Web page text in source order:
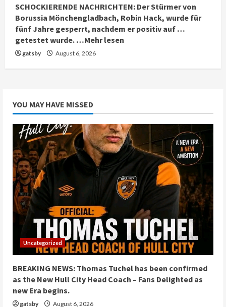
SCHOCKIERENDE NACHRICHTEN: Der Stürmer von
Borussia Mönchengladbach, Robin Hack, wurde für
fünf Jahre gesperrt, nachdem er positiv auf …
getestet wurde. …Mehr lesen
gatsby August 6, 2026
YOU MAY HAVE MISSED
Uncategorized
BREAKING NEWS: Thomas Tuchel has been confirmed
as the New Hull City Head Coach – Fans Delighted as
new Era begins.
gatsby August 6, 2026